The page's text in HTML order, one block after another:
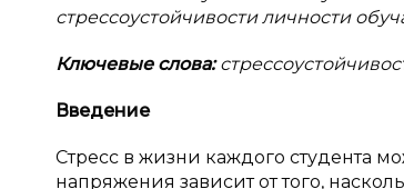
стрессоустойчивости личности
Ключевые слова:
Введение
Стресс в жизни каждого студента
напряжения зависит от того,